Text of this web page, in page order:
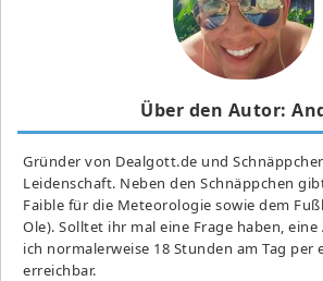
Über den Autor:
Gründer von Dealgott.de und
Leidenschaft. Neben den Schnäppchen
Fai­ble für die Meteorologie sowie dem
Ole). Solltet ihr mal eine Frage haben,
ich normalerweise 18 Stunden am Tag per
erreichbar.